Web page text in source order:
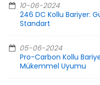
10-06-2024
246 DC Kollu Bariyer:
Standart
05-06-2024
Pro-Carbon Kollu
Mükemmel Uyumu